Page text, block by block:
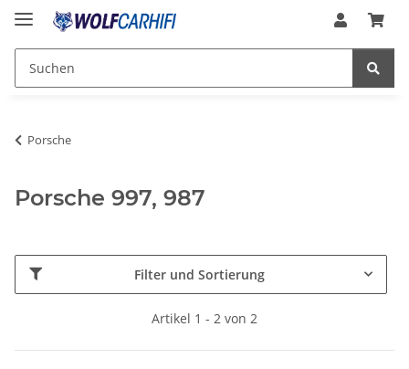
Porsche
Porsche 997, 987
Filter und Sortierung
Artikel 1 - 2 von 2